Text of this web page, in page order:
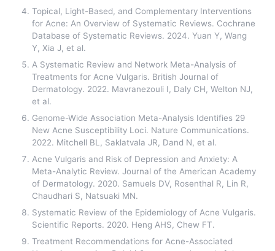
Topical, Light-Based, and Complementary Interventions
for Acne: An Overview of Systematic Reviews. Cochrane
Database of Systematic Reviews. 2024. Yuan Y, Wang
Y, Xia J, et al.
A Systematic Review and Network Meta-Analysis of
Treatments for Acne Vulgaris. British Journal of
Dermatology. 2022. Mavranezouli I, Daly CH, Welton NJ,
et al.
Genome-Wide Association Meta-Analysis Identifies 29
New Acne Susceptibility Loci. Nature Communications.
2022. Mitchell BL, Saklatvala JR, Dand N, et al.
Acne Vulgaris and Risk of Depression and Anxiety: A
Meta-Analytic Review. Journal of the American Academy
of Dermatology. 2020. Samuels DV, Rosenthal R, Lin R,
Chaudhari S, Natsuaki MN.
Systematic Review of the Epidemiology of Acne Vulgaris.
Scientific Reports. 2020. Heng AHS, Chew FT.
Treatment Recommendations for Acne-Associated